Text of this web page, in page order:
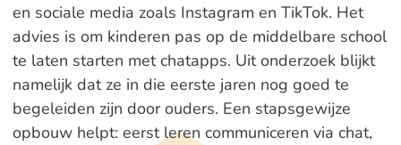
en sociale media zoals Instagram en TikTok. Het
advies is om kinderen pas op de middelbare school
te laten starten met chatapps. Uit onderzoek blijkt
namelijk dat ze in die eerste jaren nog goed te
begeleiden zijn door ouders. Een stapsgewijze
opbouw helpt: eerst leren communiceren via chat,